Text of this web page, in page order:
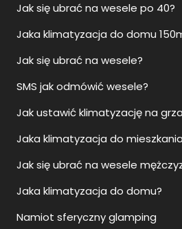
Jak się ubrać na wesele po 40?
Jaka klimatyzacja do domu
Jak się ubrać na wesele?
SMS jak odmówić wesele?
Jak ustawić klimatyzację na
Jaka klimatyzacja do
Jak się ubrać na wesele
Jaka klimatyzacja do domu?
Namiot sferyczny glamping